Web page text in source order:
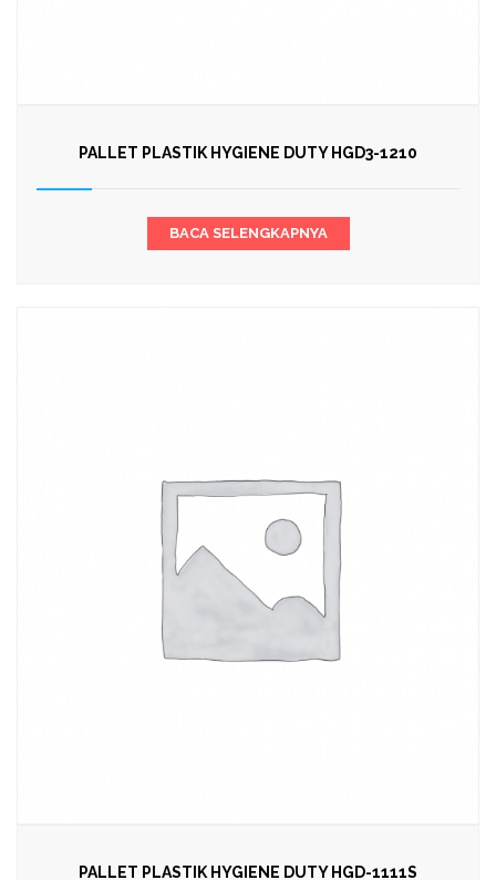
PALLET PLASTIK HYGIENE DUTY HGD3-1210
BACA SELENGKAPNYA
PALLET PLASTIK HYGIENE DUTY HGD-1111S